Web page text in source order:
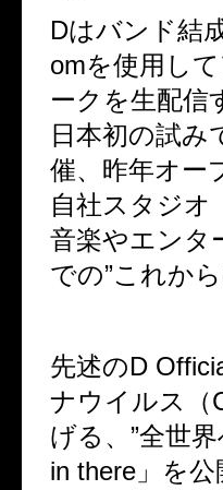
Dはバンド結
omを使用し
ークを生配信
日本初の試
催、昨年オー
自社スタジオ
音楽やエンタ
での”これか
先述のD
ナウイルス（
げる、”全世
in there」を